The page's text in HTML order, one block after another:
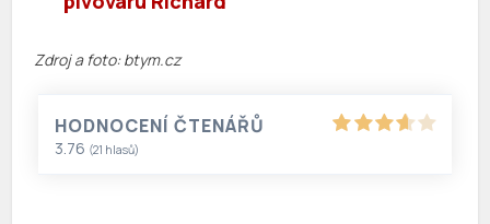
Zdroj a foto: btym.cz
HODNOCENÍ ČTENÁŘŮ
3.76 (21 hlasů)